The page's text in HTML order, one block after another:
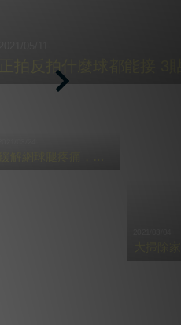
正拍反拍什麼球都能接 3